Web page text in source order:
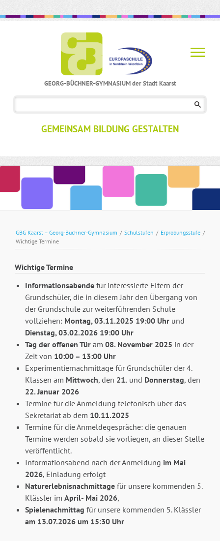
GEORG-BÜCHNER-GYMNASIUM der Stadt Kaarst
GEMEINSAM BILDUNG GESTALTEN
GBG Kaarst – Georg-Büchner-Gymnasium / Schulstufen / Erprobungsstufe /
Wichtige Termine
Wichtige Termine
Informationsabendefür interessierte Eltern der
Grundschüler, die in diesem Jahr den Übergang von
der Grundschule zur weiterführenden Schule
vollziehen: Montag, 03.11.2025 19:00 Uhrund
Dienstag, 03.02.2026 19:00 Uhr
Tag der offenen Türam 08. November 2025 in der
Zeit von 10:00 – 13:00 Uhr
Experimentiernachmittage für Grundschüler der 4.
Klassen am Mittwoch, den 21. und Donnerstag, den
22. Januar 2026
Termine für die Anmeldung telefonisch über das
Sekretariat ab dem 10.11.2025
Termine für die Anmeldegespräche: die genauen
Termine werden sobald sie vorliegen, an dieser Stelle
veröffentlicht.
Informationsabend nach der Anmeldung im Mai
2026, Einladung erfolgt
Naturerlebnisnachmittagefür unsere kommenden 5.
Klässler im April- Mai 2026,
Spielenachmittag für unsere kommenden 5. Klässler
am 13.07.2026 um 15:30 Uhr